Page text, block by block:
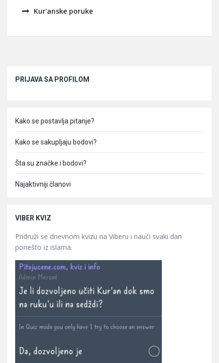
Kur'anske poruke
PRIJAVA SA PROFILOM
Kako se postavlja pitanje?
Kako se sakupljaju bodovi?
Šta su značke i bodovi?
Najaktivniji članovi
VIBER KVIZ
Pridruži se dnevnom kvizu na Viberu i nauči svaki dan
ponešto iz islama.